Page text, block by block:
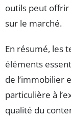
outils peut offrir
sur le marché.
En résumé, les
éléments
de l’immobilier
particulière à
qualité du